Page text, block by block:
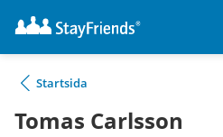
Startsida
Tomas Carlsson